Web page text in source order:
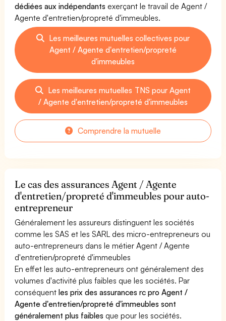
dédiées aux indépendants exerçant le travail de Agent /
Agente d'entretien/propreté d'immeubles.
Les meilleures mutuelles collectives pour
Agent / Agente d'entretien/propreté
d'immeubles
Les meilleures mutuelles TNS pour Agent
/ Agente d'entretien/propreté d'immeubles
Comprendre la mutuelle
Le cas des assurances Agent / Agente
d'entretien/propreté d'immeubles pour auto-
entrepreneur
Généralement les assureurs distinguent les sociétés
comme les SAS et les SARL des micro-entrepreneurs ou
auto-entrepreneurs dans le métier Agent / Agente
d'entretien/propreté d'immeubles
En effet les auto-entrepreneurs ont généralement des
volumes d'activité plus faibles que les sociétés. Par
conséquentles prix des assurances rc pro Agent /
Agente d'entretien/propreté d'immeubles sont
généralement plus faibles que pour les sociétés.